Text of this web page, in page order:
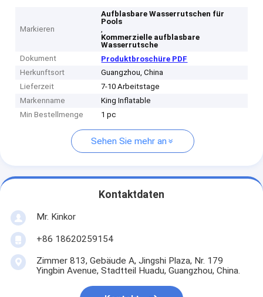
Markieren
Aufblasbare Wasserrutschen für
Pools
,
Kommerzielle aufblasbare
Wasserrutsche
Dokument
Produktbroschüre PDF
Herkunftsort
Guangzhou, China
Lieferzeit
7-10 Arbeitstage
Markenname
King Inflatable
Min Bestellmenge
1 pc
Sehen Sie mehr an
Kontaktdaten
Mr. Kinkor
+86 18620259154
Zimmer 813, Gebäude A, Jingshi Plaza, Nr. 179
Yingbin Avenue, Stadtteil Huadu, Guangzhou, China.